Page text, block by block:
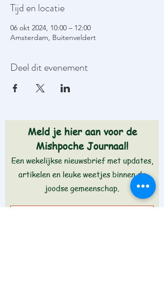
Tijd en locatie
06 okt 2024, 10:00 – 12:00
Amsterdam, Buitenveldert
Deel dit evenement
Meld je hier aan voor de
Mishpoche Journaal!
Een wekelijkse nieuwsbrief met updates,
artikelen en leuke weetjes binnen de
joodse gemeenschap.